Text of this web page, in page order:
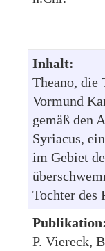
Inhalt:
Theano, die
Vormund
gemäß den
Syriacus,
im Gebiet
Tochter des
Publikation:
P. Viereck,